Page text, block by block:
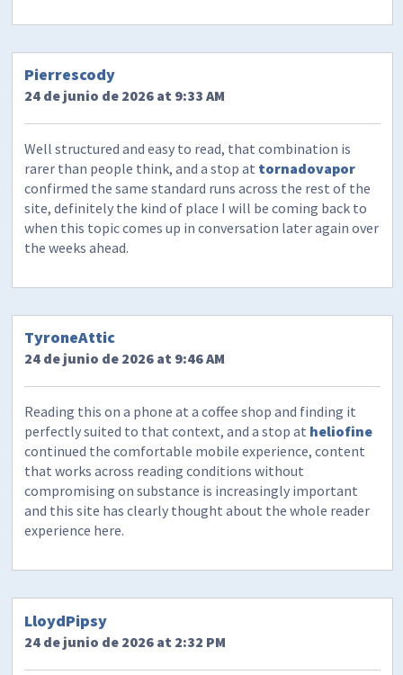
Pierrescody
24 de junio de 2026 at 9:33 AM
Well structured and easy to read, that combination is
rarer than people think, and a stop at tornadovapor
confirmed the same standard runs across the rest of the
site, definitely the kind of place I will be coming back to
when this topic comes up in conversation later again over
the weeks ahead.
TyroneAttic
24 de junio de 2026 at 9:46 AM
Reading this on a phone at a coffee shop and finding it
perfectly suited to that context, and a stop at heliofine
continued the comfortable mobile experience, content
that works across reading conditions without
compromising on substance is increasingly important
and this site has clearly thought about the whole reader
experience here.
LloydPipsy
24 de junio de 2026 at 2:32 PM